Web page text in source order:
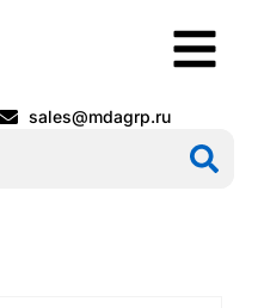
sales@mdagrp.ru